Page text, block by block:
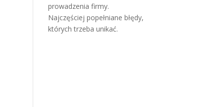
prowadzenia firmy.
Najczęściej popełniane błędy,
których trzeba unikać.